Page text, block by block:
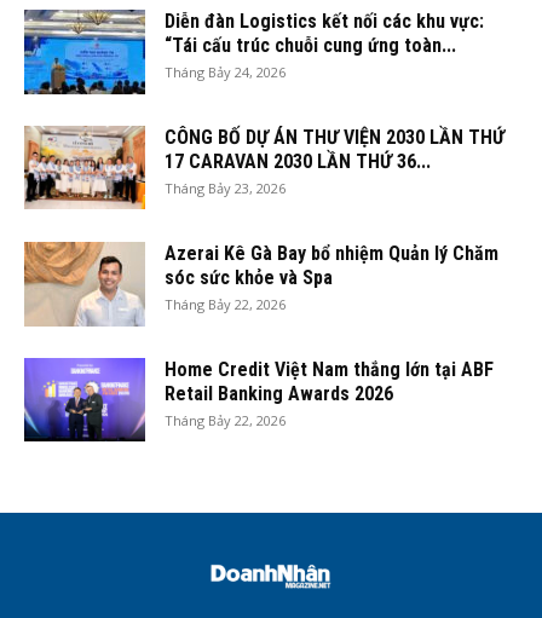
Diễn đàn Logistics kết nối các khu vực:
“Tái cấu trúc chuỗi cung ứng toàn...
Tháng Bảy 24, 2026
CÔNG BỐ DỰ ÁN THƯ VIỆN 2030 LẦN THỨ
17 CARAVAN 2030 LẦN THỨ 36...
Tháng Bảy 23, 2026
Azerai Kê Gà Bay bổ nhiệm Quản lý Chăm
sóc sức khỏe và Spa
Tháng Bảy 22, 2026
Home Credit Việt Nam thắng lớn tại ABF
Retail Banking Awards 2026
Tháng Bảy 22, 2026